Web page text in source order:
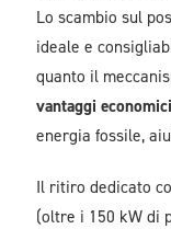
Lo scambio sul
ideale e
quanto il
vantaggi economici
energia fossile,
Il ritiro dedicato
(oltre i 150 kW di